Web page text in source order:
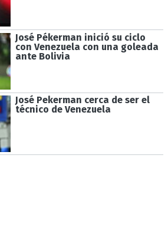
José Pékerman inició su ciclo
con Venezuela con una goleada
ante Bolivia
José Pekerman cerca de ser el
técnico de Venezuela